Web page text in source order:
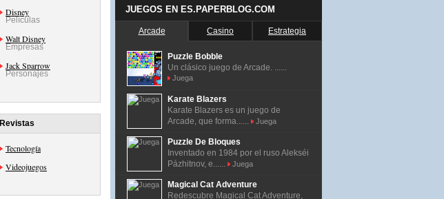
Disney
Películas
Walt Disney
Empresas
Jack Sparrow
Personajes
Revistas
Tecnología
Videojuegos
JUEGOS EN ES.PAPERBLOG.COM
Arcade Casino Estrategia
Puzzle Bobble
Un clásico juego de Arcade. ......
Juega
Karate Blazers
Karate Blazers es un juego de
Arcade, que forma......
Juega
Puzzle De Bloques
Inventado en 1984 por el ruso Alekséi
Pázhitnov, e......
Juega
Magical Cat Adventure
Redescubre Magical Cat Adventure,